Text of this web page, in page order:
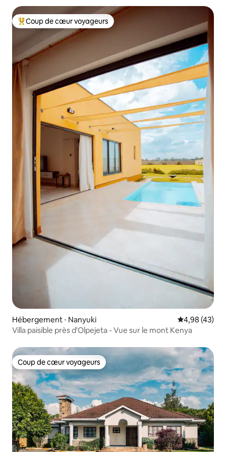
Coups de cœur voyageurs les plus appréciés
Coup de cœur voyageurs
Hébergement ⋅ Nanyuki Évaluation
4,98 (43)
Villa paisible près d'Olpejeta - Vue sur le mont Kenya
Coup de cœur voyageurs
Coup de cœur voyageurs